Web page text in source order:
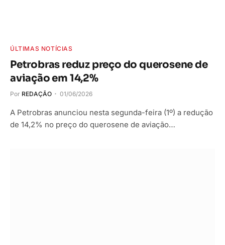
ÚLTIMAS NOTÍCIAS
Petrobras reduz preço do querosene de
aviação em 14,2%
Por REDAÇÃO 01/06/2026
A Petrobras anunciou nesta segunda-feira (1º) a redução
de 14,2% no preço do querosene de aviação…